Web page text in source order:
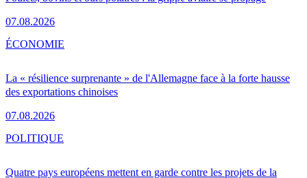
07.08.2026
La « résilience surprenante » de l'Allemagne face à la forte hausse
des exportations chinoises
07.08.2026
ÉCONOMIE
Quatre pays européens mettent en garde contre les projets de la
POLITIQUE